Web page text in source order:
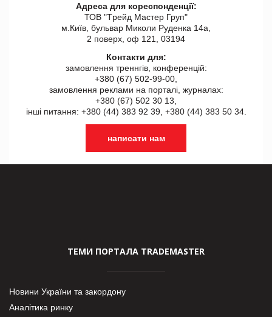
Адреса для кореспонденції:
ТОВ "Tрейд Мастер Груп"
м.Київ, бульвар Миколи Руденка 14а,
2 поверх, оф 121, 03194
Контакти для:
замовлення треннгів, конференцій:
+380 (67) 502-99-00,
замовлення реклами на порталі, журналах:
+380 (67) 502 30 13,
інші питання: +380 (44) 383 92 39, +380 (44) 383 50 34.
написати нам
ТЕМИ ПОРТАЛА TRADEMASTER
Новини України та закордону
Аналітика ринку